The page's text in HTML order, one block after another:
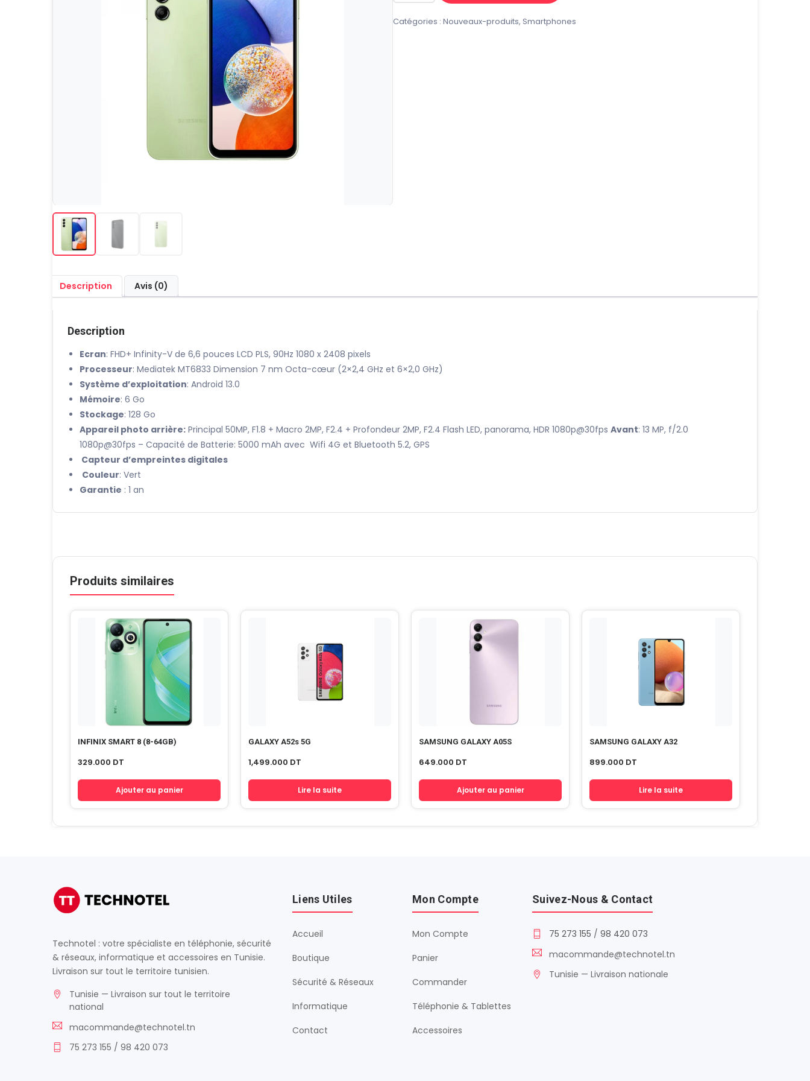
SUMSUNG
Catégories : Nouveaux-produits, Smartphones
Description Avis (0)
Description
Ecran: FHD+ Infinity-V de 6,6 pouces LCD PLS, 90Hz 1080 x 2408 pixels
Processeur: Mediatek MT6833 Dimension 7 nm Octa-cœur (2×2,4 GHz et 6×2,0 GHz)
Système d’exploitation: Android 13.0
Mémoire: 6 Go
Stockage: 128 Go
Appareil photo arrière: Principal 50MP, F1.8 + Macro 2MP, F2.4 + Profondeur 2MP, F2.4 Flash LED, panorama, HDR 1080p@30fps Avant: 13 MP, f/2.0
1080p@30fps – Capacité de Batterie: 5000 mAh avec Wifi 4G et Bluetooth 5.2, GPS
Capteur d’empreintes digitales
Couleur: Vert
Garantie : 1 an
Produits similaires
INFINIX SMART 8 (8-64GB)
329.000 DT
Ajouter au panier
GALAXY A52s 5G
1,499.000 DT
Lire la suite
SAMSUNG GALAXY A05S
649.000 DT
Ajouter au panier
SAMSUNG GALAXY A32
899.000 DT
Lire la suite
Technotel : votre spécialiste en téléphonie, sécurité
& réseaux, informatique et accessoires en Tunisie.
Livraison sur tout le territoire tunisien.
Tunisie — Livraison sur tout le territoire
national
macommande@technotel.tn
75 273 155 / 98 420 073
Liens Utiles
Accueil
Boutique
Sécurité & Réseaux
Informatique
Contact
Mon Compte
Mon Compte
Panier
Commander
Téléphonie & Tablettes
Accessoires
Suivez-Nous & Contact
75 273 155 / 98 420 073
macommande@technotel.tn
Tunisie — Livraison nationale